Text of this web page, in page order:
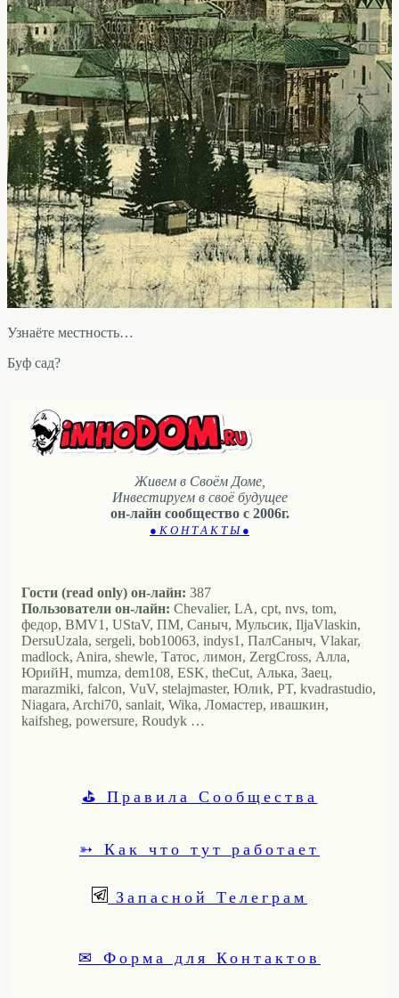
Узнаёте местность…
Буф сад?
Живем в Своём Доме,
Инвестируем в своё будущее
он-лайн сообщество с 2006г.
● К О Н Т А К Т Ы ●
Гости (read only) он-лайн: 387
Пользователи он-лайн: Chevalier, LA, cpt, nvs, tom,
федор, BMV1, UStaV, ПМ, Саныч, Мульсик, IljaVlaskin,
DersuUzala, sergeli, bob10063, indys1, ПалСаныч, Vlakar,
madlock, Anira, shewle, Татос, лимон, ZergCross, Алла,
ЮрийН, mumza, dem108, ESK, theCut, Алька, Заец,
marazmiki, falcon, VuV, stelajmaster, Юлиk, PT, kvadrastudio,
Niagara, Archi70, sanlait, Wika, Ломастер, ивашкин,
kaifsheg, powersure, Roudyk …
⛳ Правила Сообщества
➳ Как что тут работает
Запасной Телеграм
✉ Форма для Контактов